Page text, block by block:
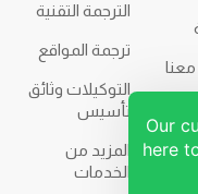
الترجمة التقنية
ترجمة المواقع
التوكيلات وثائق
تأسيس
المزيد من
الخدمات
Our
here